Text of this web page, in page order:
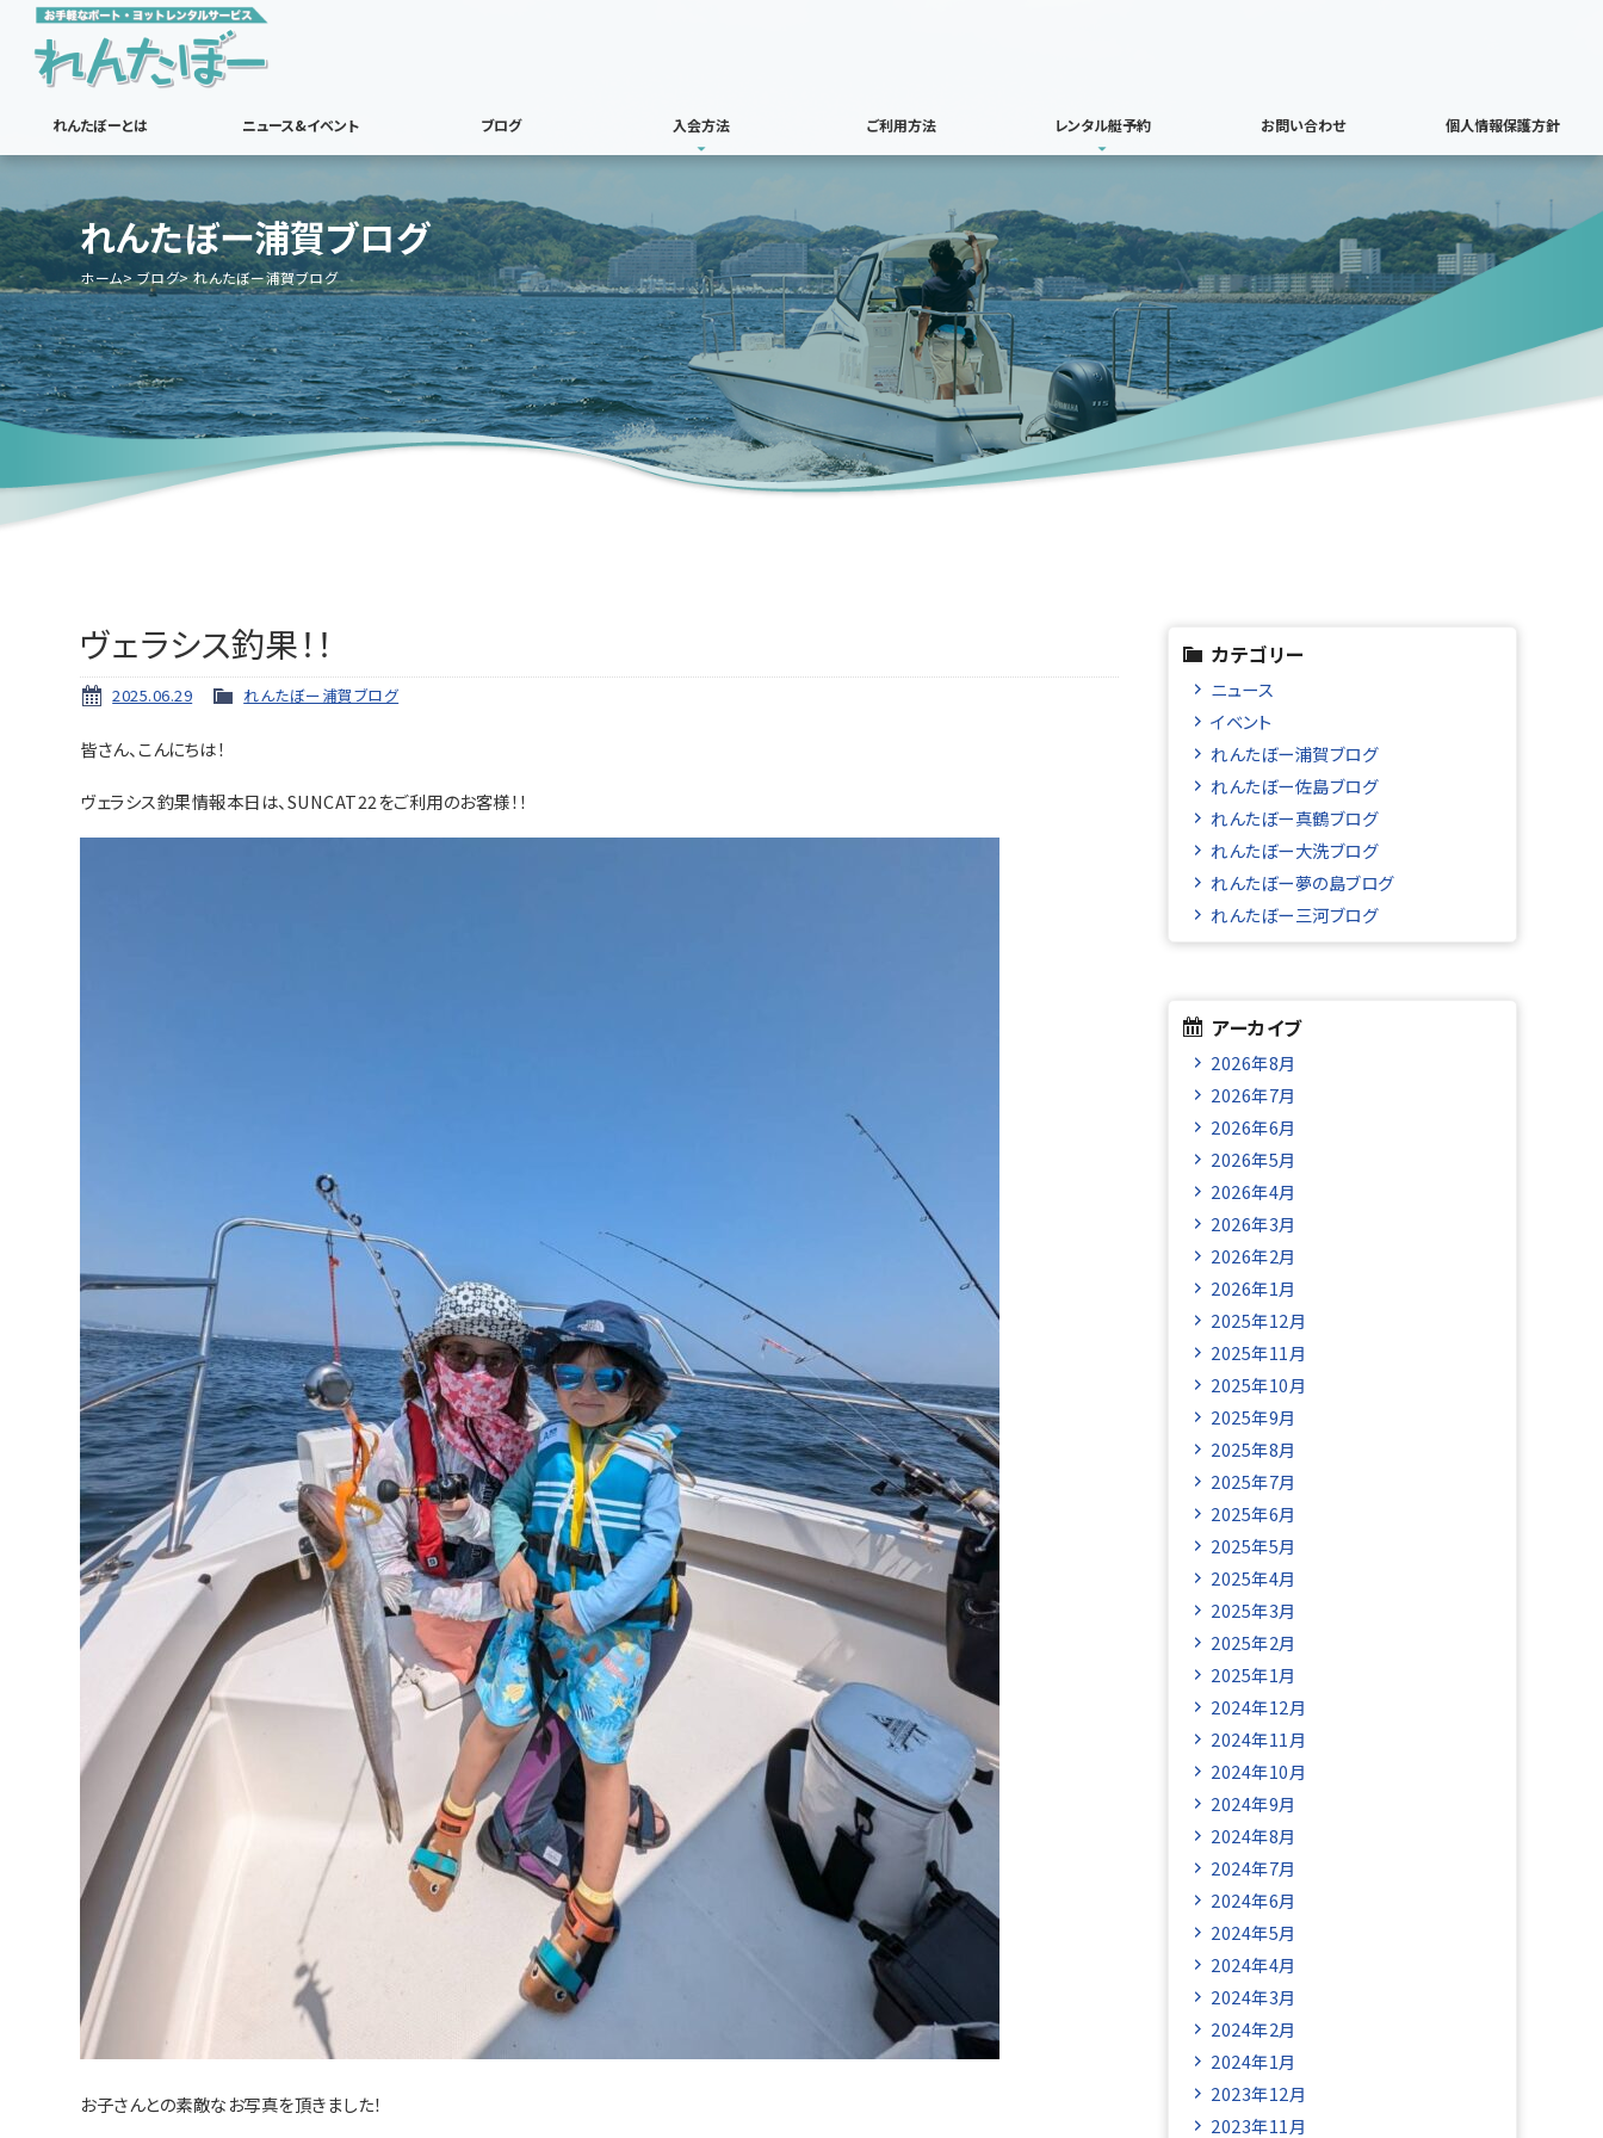
れんたぼーとは ニュース&イベント ブログ 入会方法 ご利用方法 レンタル艇予約 お問い合わせ 個人情報保護方針
れんたぼー浦賀ブログ
ホーム ブログ れんたぼー浦賀ブログ
ヴェラシス釣果！！
2025.06.29 れんたぼー浦賀ブログ
皆さん、こんにちは！
ヴェラシス釣果情報本日は、SUNCAT22をご利用のお客様！！
お子さんとの素敵なお写真を頂きました！
カテゴリー
ニュース
イベント
れんたぼー浦賀ブログ
れんたぼー佐島ブログ
れんたぼー真鶴ブログ
れんたぼー大洗ブログ
れんたぼー夢の島ブログ
れんたぼー三河ブログ
アーカイブ
2026年8月
2026年7月
2026年6月
2026年5月
2026年4月
2026年3月
2026年2月
2026年1月
2025年12月
2025年11月
2025年10月
2025年9月
2025年8月
2025年7月
2025年6月
2025年5月
2025年4月
2025年3月
2025年2月
2025年1月
2024年12月
2024年11月
2024年10月
2024年9月
2024年8月
2024年7月
2024年6月
2024年5月
2024年4月
2024年3月
2024年2月
2024年1月
2023年12月
2023年11月